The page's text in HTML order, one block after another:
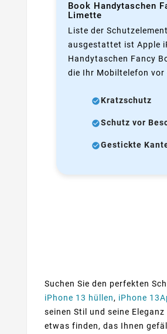
Book Handytaschen
Limette
Liste der
ausgestattet ist Apple
Handytaschen Fancy
die Ihr Mobiltelefon vor
Kratzschutz
Schutz vor
Gestickte
Suchen Sie den perfekten
iPhone 13 hüllen, iPhone
seinen Stil und seine
etwas finden, das Ihnen